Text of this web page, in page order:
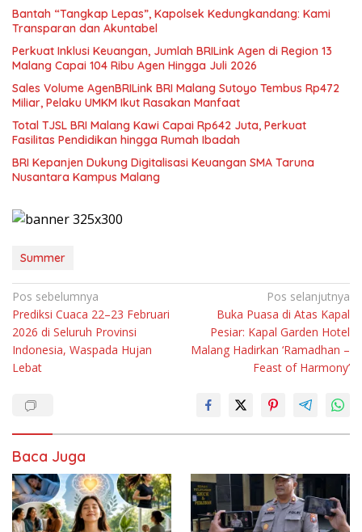
Bantah “Tangkap Lepas”, Kapolsek Kedungkandang: Kami
Transparan dan Akuntabel
Perkuat Inklusi Keuangan, Jumlah BRILink Agen di Region 13
Malang Capai 104 Ribu Agen Hingga Juli 2026
Sales Volume AgenBRILink BRI Malang Sutoyo Tembus Rp472
Miliar, Pelaku UMKM Ikut Rasakan Manfaat
Total TJSL BRI Malang Kawi Capai Rp642 Juta, Perkuat
Fasilitas Pendidikan hingga Rumah Ibadah
BRI Kepanjen Dukung Digitalisasi Keuangan SMA Taruna
Nusantara Kampus Malang
Summer
Navigasi
pos
Pos sebelumnya
Prediksi Cuaca 22–23 Februari
2026 di Seluruh Provinsi
Indonesia, Waspada Hujan
Lebat
Pos selanjutnya
Buka Puasa di Atas Kapal
Pesiar: Kapal Garden Hotel
Malang Hadirkan ‘Ramadhan –
Feast of Harmony’
Baca Juga